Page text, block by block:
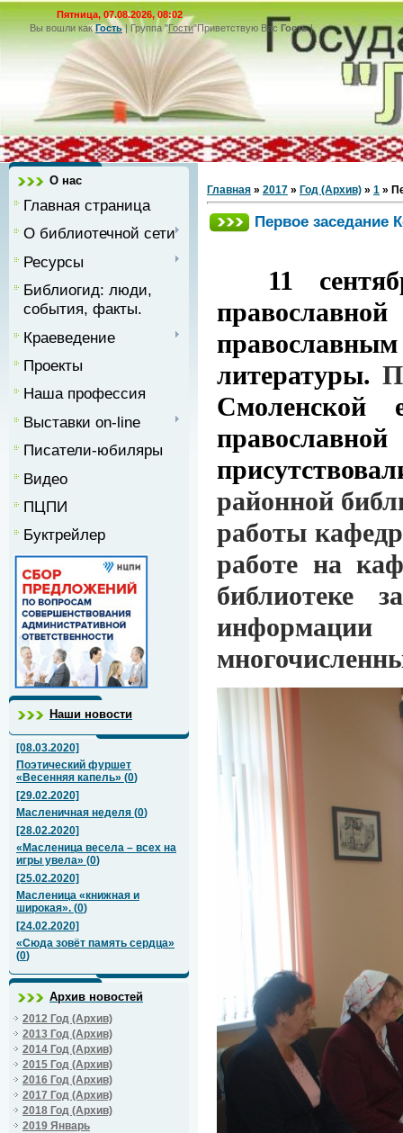
Пятница, 07.08.2026, 08:02
Вы вошли как Гость|Группа"Гости"Приветствую Вас Гость|
О нас
Главная страница
О библиотечной сети
Ресурсы
Библиогид: люди,
события, факты.
Краеведение
Проекты
Наша профессия
Выставки on-line
Писатели-юбиляры
Видео
ПЦПИ
Буктрейлер
Наши новости
[08.03.2020]
Поэтический фуршет
«Весенняя капель» (0)
[29.02.2020]
Масленичная неделя (0)
[28.02.2020]
«Масленица весела – всех на
игры увела» (0)
[25.02.2020]
Масленица «книжная и
широкая». (0)
[24.02.2020]
«Сюда зовёт память сердца»
(0)
Архив новостей
2012 Год (Архив)
2013 Год (Архив)
2014 Год (Архив)
2015 Год (Архив)
2016 Год (Архив)
2017 Год (Архив)
2018 Год (Архив)
2019 Январь
Главная » 2017 » Год (Архив) » 1 »
Первое заседание
11
литературы.
Смоленской
районной
работы
работе на
библиотеке